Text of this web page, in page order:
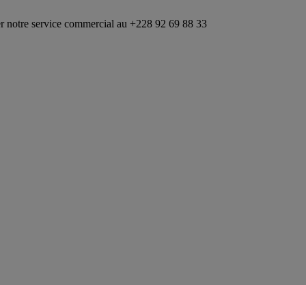
commercial au +228 92 69 88 33